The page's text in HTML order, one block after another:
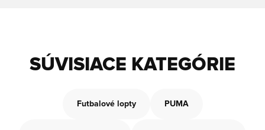
SÚVISIACE KATEGÓRIE
Futbalové lopty PUMA